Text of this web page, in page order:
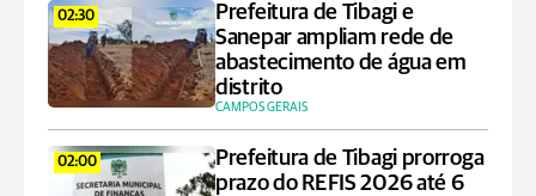
02:30
Prefeitura de Tibagi e
Sanepar ampliam rede de
abastecimento de água em
distrito
CAMPOS GERAIS
02:00
Prefeitura de Tibagi prorroga
prazo do REFIS 2026 até 6